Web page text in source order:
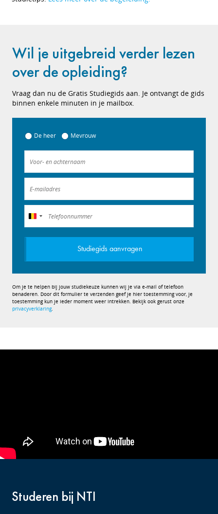
Wil je uitgebreid verder lezen
over de opleiding?
Vraag dan nu de Gratis Studiegids aan. Je ontvangt de gids
binnen enkele minuten in je mailbox.
De heer Mevrouw
België
+32
Studiegids aanvragen
Om je te helpen bij jouw studiekeuze kunnen wij je via e-mail of telefoon
benaderen. Door dit formulier te verzenden geef je hier toestemming voor, je
toestemming kun je ieder moment weer intrekken. Bekijk ook gerust onze
privacyverklaring.
Studeren bij NTI